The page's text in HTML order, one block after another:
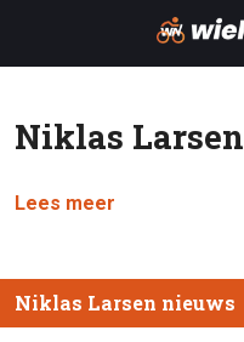
Niklas Larsen
Lees meer
Niklas Larsen nieuws